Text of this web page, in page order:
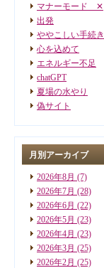
マナーモード ✕
出発
ややこしい手続き
心を込めて
エネルギー不足
chatGPT
夏場の水やり
偽サイト
月別アーカイブ
2026年8月 (7)
2026年7月 (28)
2026年6月 (22)
2026年5月 (23)
2026年4月 (23)
2026年3月 (25)
2026年2月 (25)